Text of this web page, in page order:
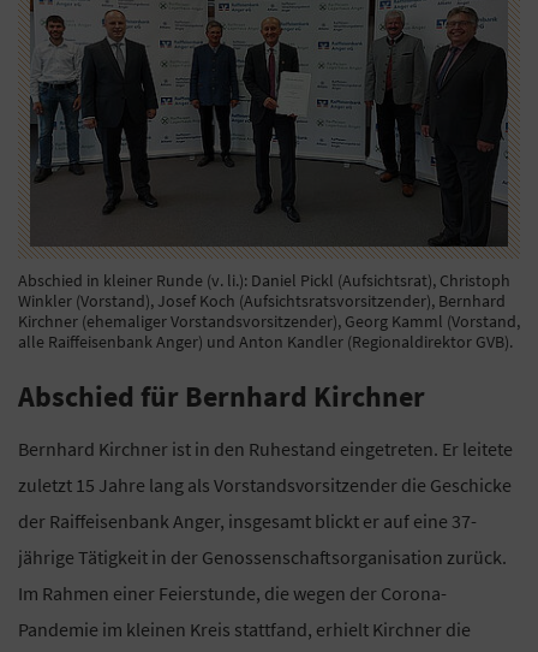
Abschied in kleiner Runde (v. li.): Daniel Pickl (Aufsichtsrat), Christoph
Winkler (Vorstand), Josef Koch (Aufsichtsratsvorsitzender), Bernhard
Kirchner (ehemaliger Vorstandsvorsitzender), Georg Kamml (Vorstand,
alle Raiffeisenbank Anger) und Anton Kandler (Regionaldirektor GVB).
Abschied für Bernhard Kirchner
Bernhard Kirchner ist in den Ruhestand eingetreten. Er leitete
zuletzt 15 Jahre lang als Vorstandsvorsitzender die Geschicke
der Raiffeisenbank Anger, insgesamt blickt er auf eine 37-
jährige Tätigkeit in der Genossenschaftsorganisation zurück.
Im Rahmen einer Feierstunde, die wegen der Corona-
Pandemie im kleinen Kreis stattfand, erhielt Kirchner die